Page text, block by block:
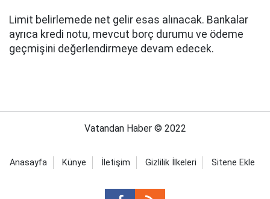
Limit belirlemede net gelir esas alınacak. Bankalar
ayrıca kredi notu, mevcut borç durumu ve ödeme
geçmişini değerlendirmeye devam edecek.
Vatandan Haber © 2022
Anasayfa Künye İletişim Gizlilik İlkeleri Sitene Ekle